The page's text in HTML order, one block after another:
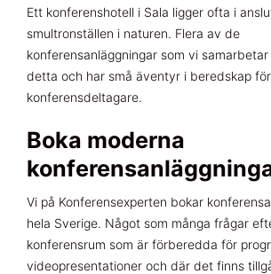
Ett konferenshotell i Sala ligger ofta i
smultronställen i naturen. Flera av de
konferensanläggningar som vi
detta och har små äventyr i beredskap
konferensdeltagare.
Boka moderna
Vi på Konferensexperten bokar
hela Sverige. Något som många frågar
konferensrum som är förberedda för
videopresentationer och där det finns